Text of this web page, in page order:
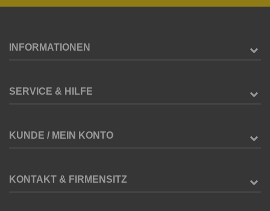
INFORMATIONEN
SERVICE & HILFE
KUNDE / MEIN KONTO
KONTAKT & FIRMENSITZ